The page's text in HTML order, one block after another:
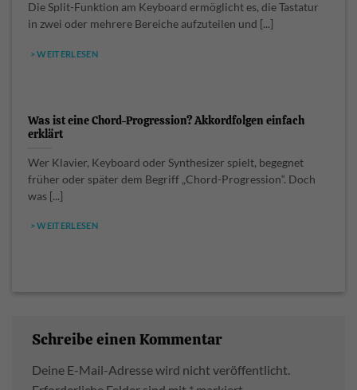
Die Split-Funktion am Keyboard ermöglicht es, die Tastatur
in zwei oder mehrere Bereiche aufzuteilen und [...]
> WEITERLESEN
Was ist eine Chord-Progression? Akkordfolgen einfach
erklärt
Wer Klavier, Keyboard oder Synthesizer spielt, begegnet
früher oder später dem Begriff „Chord-Progression“. Doch
was [...]
> WEITERLESEN
Schreibe einen Kommentar
Deine E-Mail-Adresse wird nicht veröffentlicht.